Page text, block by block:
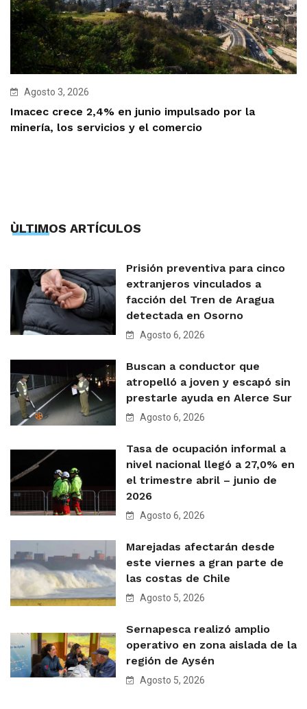
Agosto 3, 2026
Imacec crece 2,4% en junio impulsado por la
minería, los servicios y el comercio
ÙLTIMOS ARTÍCULOS
Prisión preventiva para cinco
extranjeros vinculados a
facción del Tren de Aragua
detectada en Osorno
Agosto 6, 2026
Buscan a conductor que
atropelló a joven y escapó sin
prestarle ayuda en Alerce Sur
Agosto 6, 2026
Tasa de ocupación informal a
nivel nacional llegó a 27,0% en
el trimestre abril – junio de
2026
Agosto 6, 2026
Marejadas afectarán desde
este viernes a gran parte de
las costas de Chile
Agosto 5, 2026
Sernapesca realizó amplio
operativo en zona aislada de la
región de Aysén
Agosto 5, 2026